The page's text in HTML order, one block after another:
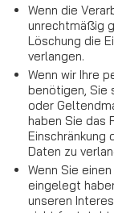
Wenn die
unrechtmäßig
Löschung die
verlangen.
Wenn wir Ihre
benötigen, Sie
oder
haben Sie das
Einschränkung
Daten zu
Wenn Sie
eingelegt
unseren